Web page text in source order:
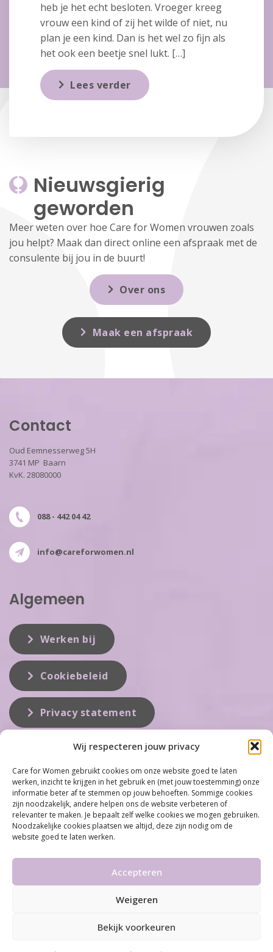
Wij respecteren jouw privacy
Care for Women gebruikt cookies om onze website goed te laten
werken, inzicht te krijgen in het gebruik en (met jouw toestemming) onze
informatie beter af te stemmen op jouw behoeften. Sommige cookies
zijn noodzakelijk, andere helpen ons de website verbeteren of
relevanter te maken. Je bepaalt zelf welke cookies we mogen gebruiken.
Noodzakelijke cookies plaatsen we altijd, deze zijn nodig om de
website goed te laten werken.
Accepteren
Weigeren
Bekijk voorkeuren
heb je het echt besloten. Vroeger kreeg
vrouw een kind of zij het wilde of niet, nu
plan je een kind. Dan is het wel zo fijn als
het ook een beetje snel lukt. […]
Lees verder
Nieuwsgierig
geworden
Meer weten over hoe Care for Women vrouwen zoals
jou helpt? Maak dan direct online een afspraak met de
consulente bij jou in de buurt!
Over ons
Maak een afspraak
Contact
Oud Eemnesserweg 5H
3741 MP Baarn
KvK. 28080000
088 - 442 04 42
info@careforwomen.nl
Algemeen
Werken bij
Cookiebeleid
Privacy statement
Care for Women is de eerste organisatie die zich inzet op het gebied
van hormonale problemen bij vrouwen. Met ruim 100 locaties
behoort Care for Women tot één van de grootste organisaties op dit
vakgebied...
voorwaarden & Privacy statement